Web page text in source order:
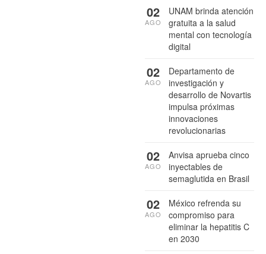
UNAM brinda atención
gratuita a la salud
mental con tecnología
digital
02
AGO
Departamento de
investigación y
desarrollo de Novartis
impulsa próximas
innovaciones
revolucionarias
02
AGO
Anvisa aprueba cinco
inyectables de
semaglutida en Brasil
02
AGO
México refrenda su
compromiso para
eliminar la hepatitis C
en 2030
02
AGO